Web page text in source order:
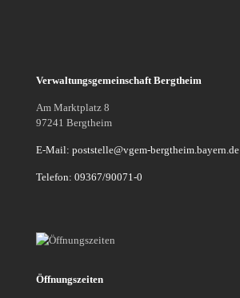
Verwaltungsgemeinschaft Bergtheim
Am Marktplatz 8
97241 Bergtheim
E-Mail: poststelle@vgem-bergtheim.bayern.de
Telefon: 09367/90071-0
Öffnungszeiten